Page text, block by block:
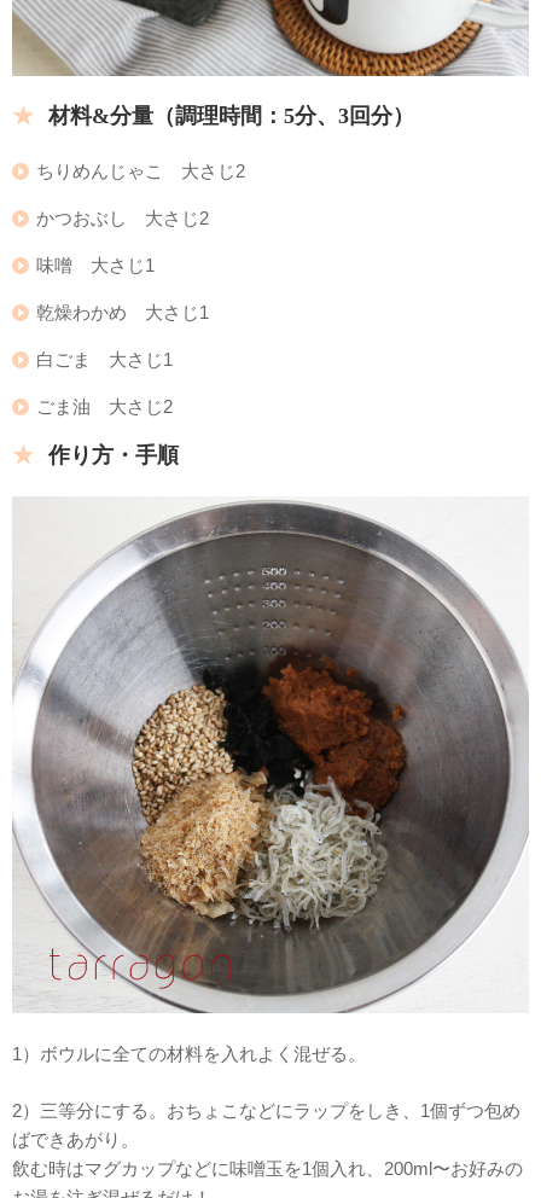
材料&分量（調理時間：5分、 3回分）
ちりめんじゃこ 大さじ2
かつおぶし 大さじ2
味噌 大さじ1
乾燥わかめ 大さじ1
白ごま 大さじ1
ごま油 大さじ2
作り方・手順
1）ボウルに全ての材料を入れよく混ぜる。
2）三等分にする。おちょこなどにラップをしき、1個ずつ包め
ばできあがり。
飲む時はマグカップなどに味噌玉を1個入れ、200ml〜お好みの